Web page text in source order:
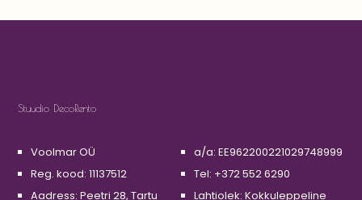
Stuudio DecoRento
Voolmar OÜ
Reg. kood: 11137512
Aadress: Peetri 28, Tartu
a/a: EE962200221029748999
Tel: +372 552 6290
Lahtiolek: Kokkuleppeline